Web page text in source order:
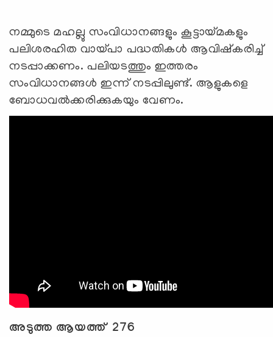
നമ്മുടെ മഹല്ലു സംവിധാനങ്ങളും കൂട്ടായ്മകളും
പലിശരഹിത വായ്പാ പദ്ധതികള്‍ ആവിഷ്കരിച്ച്
നടപ്പാക്കണം. പലിയടത്തും ഇത്തരം
സംവിധാനങ്ങള്‍ ഇന്ന് നടപ്പിലുണ്ട്. ആളുകളെ
ബോധവല്‍ക്കരിക്കുകയും വേണം.
അടുത്ത ആയത്ത് 276